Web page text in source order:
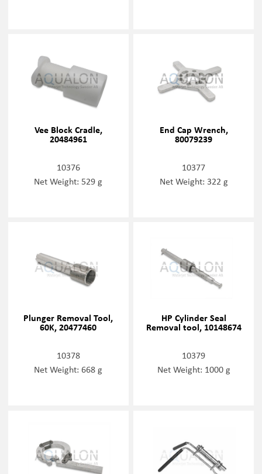
Vee Block Cradle,
20484961
10376
Net Weight: 529 g
End Cap Wrench,
80079239
10377
Net Weight: 322 g
Plunger Removal Tool,
60K, 20477460
10378
Net Weight: 668 g
HP Cylinder Seal
Removal tool, 10148674
10379
Net Weight: 1000 g